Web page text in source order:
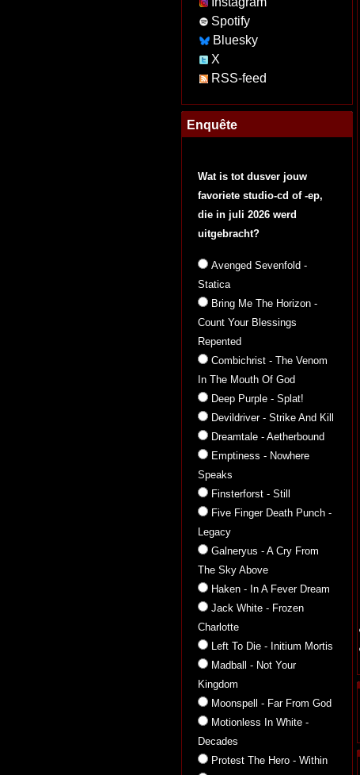
Spotify
Bluesky
X
RSS-feed
Enquête
Wat is tot dusver jouw
favoriete studio-cd of -ep,
die in juli 2026 werd
uitgebracht?
Avenged Sevenfold -
Statica
Bring Me The Horizon -
Count Your Blessings
Repented
Combichrist - The Venom
In The Mouth Of God
Deep Purple - Splat!
Devildriver - Strike And Kill
Dreamtale - Aetherbound
Emptiness - Nowhere
Speaks
Finsterforst - Still
Five Finger Death Punch -
Legacy
Galneryus - A Cry From
The Sky Above
Haken - In A Fever Dream
Jack White - Frozen
Charlotte
Left To Die - Initium Mortis
Madball - Not Your
Kingdom
Moonspell - Far From God
Motionless In White -
Decades
Protest The Hero - Within